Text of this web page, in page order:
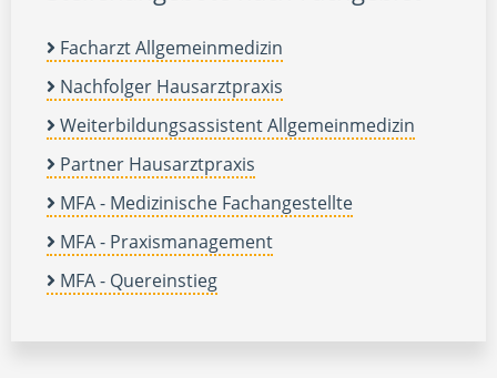
Facharzt Allgemeinmedizin
Nachfolger Hausarztpraxis
Weiterbildungsassistent Allgemeinmedizin
Partner Hausarztpraxis
MFA - Medizinische Fachangestellte
MFA - Praxismanagement
MFA - Quereinstieg